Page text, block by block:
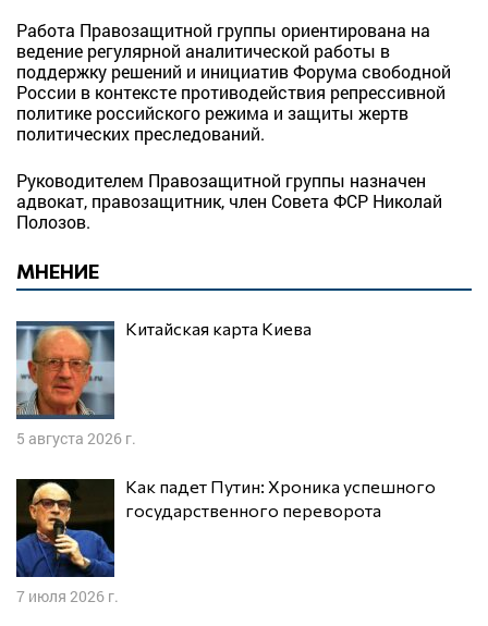
Работа Правозащитной группы ориентирована на
ведение регулярной аналитической работы в
поддержку решений и инициатив Форума свободной
России в контексте противодействия репрессивной
политике российского режима и защиты жертв
политических преследований.
Руководителем Правозащитной группы назначен
адвокат, правозащитник, член Совета ФСР Николай
Полозов.
МНЕНИЕ
Китайская карта Киева
5 августа 2026 г.
Как падет Путин: Хроника успешного
государственного переворота
7 июля 2026 г.